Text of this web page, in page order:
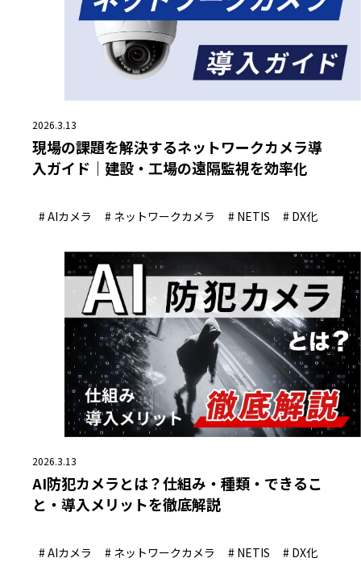
2026.3.13
現場の課題を解決するネットワークカメラ導
入ガイド｜建設・工場の遠隔監視を効率化
# AIカメラ # ネットワークカメラ # NETIS # DX化
2026.3.13
AI防犯カメラとは？仕組み・種類・できるこ
と・導入メリットを徹底解説
# AIカメラ # ネットワークカメラ # NETIS # DX化